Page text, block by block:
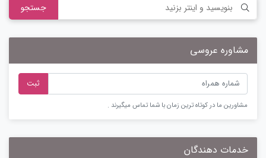
جستجو
مشاوره عروسی
ثبت
مشاورین ما در کوتاه ترین زمان با شما تماس میگیرند .
خدمات دهندگان